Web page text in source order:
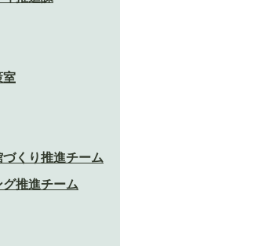
室
くり推進チーム
推進チーム